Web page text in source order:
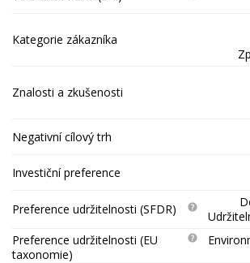
Kategorie zákazníka
Znalosti a zkušenosti
Negativní cílový trh
Investiční preference
Preference udržitelnosti (SFDR)
Preference udržitelnosti (EU
taxonomie)